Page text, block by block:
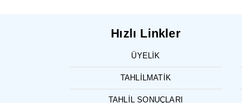
Hızlı Linkler
ÜYELIK
TAHLILMATIK
TAHLIL SONUÇLARI